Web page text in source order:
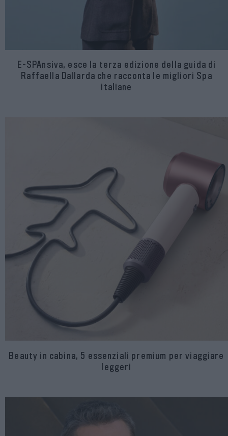
E-SPAnsiva, esce la terza edizione della guida di
Raffaella Dallarda che racconta le migliori Spa
italiane
Beauty in cabina, 5 essenziali premium per viaggiare
leggeri